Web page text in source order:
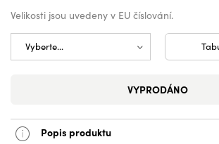
Velikosti jsou uvedeny v EU číslování.
VYPRODÁNO
Popis produktu